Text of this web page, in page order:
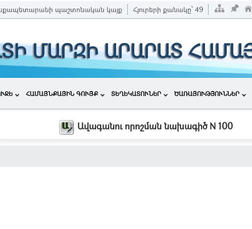
պաշտոնական կայք Հյուրերի քանակը՝ 49
ՄԱՐԶԻ ԱՐԱՐԱՏ
ՀԱՄԱՅՆՔԱՅԻՆ ԳՈՒՅՔ ՏԵՂԵԿԱՏՈՒՆԵՐ ԾԱՌԱՅՈՒԹՅՈՒՆՆԵՐ
Ավագանու որոշման նախագիծ N 100